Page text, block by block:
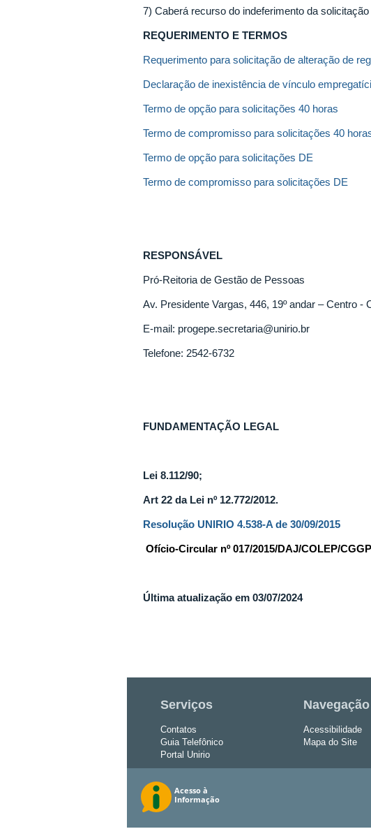
7) Caberá recurso do indeferimento da
REQUERIMENTO E TERMOS
Requerimento para solicitação de alteração de
Declaração de inexistência de vínculo
Termo de opção para solicitações 40 horas
Termo de compromisso para solicitações 40
Termo de opção para solicitações DE
Termo de compromisso para solicitações DE
RESPONSÁVEL
Pró-Reitoria de Gestão de Pessoas
Av. Presidente Vargas, 446, 19º andar – Centro -
E-mail: progepe.secretaria@unirio.br
Telefone: 2542-6732
FUNDAMENTAÇÃO LEGAL
Lei 8.112/90;
Art 22 da Lei nº 12.772/2012.
Resolução UNIRIO 4.538-A de 30/09/2015
Ofício-Circular nº 017/2015/DAJ/COLEP/
Última atualização em 03/07/2024
Serviços
Contatos
Guia Telefônico
Portal Unirio
Navegação
Acessibilidade
Mapa do Site